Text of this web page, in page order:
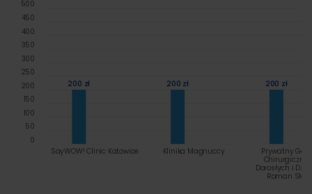
200 zł 200 zł 200 zł
SayWOW! Clinic Katowice Klinika Magnuccy
Prywatny
Chirurgiczny
Dorosłych i
Roman
0
50
100
150
200
250
300
350
400
450
500